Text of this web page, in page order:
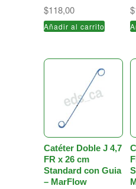
$118,00
Añadir al carrito
$
Catéter Doble J 4,7
FR x 26 cm
Standard con Guia
– MarFlow